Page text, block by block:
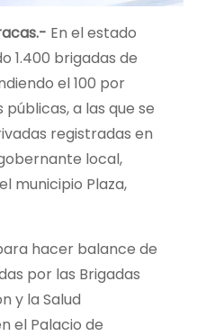
En el estado
1.400 brigadas de
el 100 por
a las que se
registradas en
local,
municipio Plaza,
hacer balance de
por las Brigadas
y la Salud
el Palacio de